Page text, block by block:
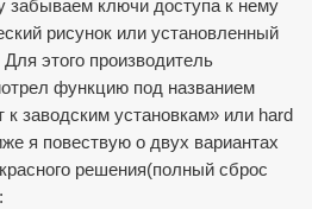
забываем ключи доступа к нему
рисунок или установленный
этого производитель
функцию под названием
к заводским установкам» или hard
я повествую о двух вариантах
решения(полный сброс